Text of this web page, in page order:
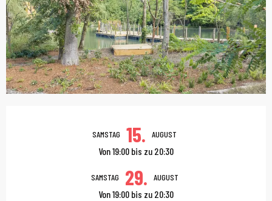
Öffnungszeiten &
SAMSTAG 15. AUGUST
Von 19:00 bis zu 20:30
SAMSTAG 29. AUGUST
Von 19:00 bis zu 20:30